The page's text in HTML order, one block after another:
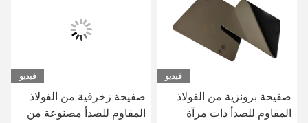
فيديو
صفيحة زخرفية من الفولاذ
المقاوم للصدأ مصنوعة من
فيديو
SS 316 ورقة الفولاذ المقاوم
للصدأ سوبر مرآة متينة